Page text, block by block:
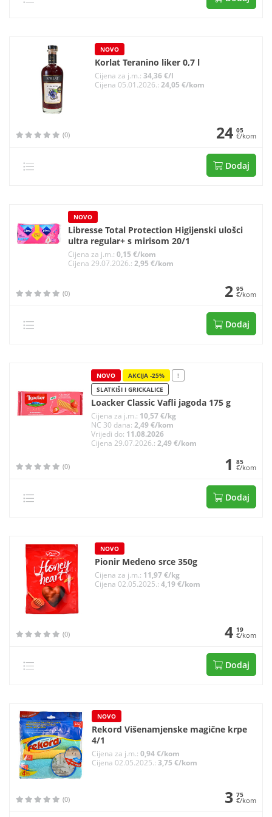
NOVO
Korlat Teranino liker 0,7 l
Cijena za j.m.: 34,36 €/l
Cijena 05.01.2026.: 24,05 €/kom
(0) 24 05
€/kom
Dodaj
NOVO
Libresse Total Protection Higijenski ulošci
ultra regular+ s mirisom 20/1
Cijena za j.m.: 0,15 €/kom
Cijena 29.07.2026.: 2,95 €/kom
(0) 2 95
€/kom
Dodaj
NOVO AKCIJA -25%
!
SLATKIŠI I GRICKALICE
Loacker Classic Vafli jagoda 175 g
Cijena za j.m.: 10,57 €/kg
NC 30 dana: 2,49 €/kom
Vrijedi do: 11.08.2026
Cijena 29.07.2026.: 2,49 €/kom
(0) 1 85
€/kom
Dodaj
NOVO
Pionir Medeno srce 350g
Cijena za j.m.: 11,97 €/kg
Cijena 02.05.2025.: 4,19 €/kom
(0) 4 19
€/kom
Dodaj
NOVO
Rekord Višenamjenske magične krpe
4/1
Cijena za j.m.:0,94 €/kom
Cijena 02.05.2025.:3,75 €/kom
(0) 3 75
€/kom